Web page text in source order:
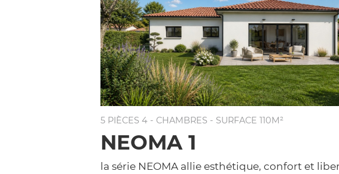
5 PIÈCES 4 - CHAMBRES - SURFACE 110M²
NEOMA 1
la série NEOMA allie esthétique, confort et